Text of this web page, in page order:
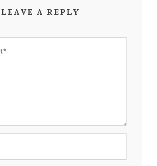
LEAVE A REPLY